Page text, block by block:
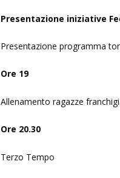
Presentazione iniziative
Presentazione programma
Ore 19
Allenamento ragazze
Ore 20.30
Terzo Tempo